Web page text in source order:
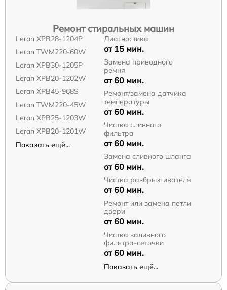
Ремонт стиральных машин
Leran XPB28-1204P
Leran TWM220-60W
Leran XPB30-1205P
Leran XPB20-1202W
Leran XPB45-968S
Leran TWM220-45W
Leran XPB25-1203W
Leran XPB20-1201W
Показать ещё...
Диагностика
от 15 мин.
Замена приводного
ремня
от 60 мин.
Ремонт/замена датчика
температуры
от 60 мин.
Чистка сливного
фильтра
от 60 мин.
Замена сливного шланга
от 60 мин.
Чистка разбрызгивателя
от 60 мин.
Ремонт или замена петли
двери
от 60 мин.
Чистка заливного
фильтра-сеточки
от 60 мин.
Показать ещё...